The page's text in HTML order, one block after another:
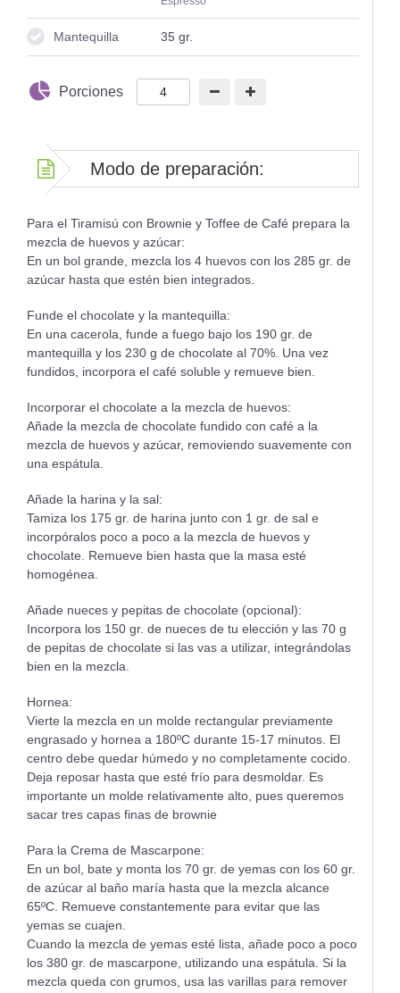
Mantequilla 35gr.
Porciones
Modo de preparación:
Para el Tiramisú con Brownie y Toffee de Café prepara la
mezcla de huevos y azúcar:
En un bol grande, mezcla los 4 huevos con los 285 gr. de
azúcar hasta que estén bien integrados.
Funde el chocolate y la mantequilla:
En una cacerola, funde a fuego bajo los 190 gr. de
mantequilla y los 230 g de chocolate al 70%. Una vez
fundidos, incorpora el café soluble y remueve bien.
Incorporar el chocolate a la mezcla de huevos:
Añade la mezcla de chocolate fundido con café a la
mezcla de huevos y azúcar, removiendo suavemente con
una espátula.
Añade la harina y la sal:
Tamiza los 175 gr. de harina junto con 1 gr. de sal e
incorpóralos poco a poco a la mezcla de huevos y
chocolate. Remueve bien hasta que la masa esté
homogénea.
Añade nueces y pepitas de chocolate (opcional):
Incorpora los 150 gr. de nueces de tu elección y las 70 g
de pepitas de chocolate si las vas a utilizar, integrándolas
bien en la mezcla.
Hornea:
Vierte la mezcla en un molde rectangular previamente
engrasado y hornea a 180ºC durante 15-17 minutos. El
centro debe quedar húmedo y no completamente cocido.
Deja reposar hasta que esté frío para desmoldar. Es
importante un molde relativamente alto, pues queremos
sacar tres capas finas de brownie
Para la Crema de Mascarpone:
En un bol, bate y monta los 70 gr. de yemas con los 60 gr.
de azúcar al baño maría hasta que la mezcla alcance
65ºC. Remueve constantemente para evitar que las
yemas se cuajen.
Cuando la mezcla de yemas esté lista, añade poco a poco
los 380 gr. de mascarpone, utilizando una espátula. Si la
mezcla queda con grumos, usa las varillas para remover